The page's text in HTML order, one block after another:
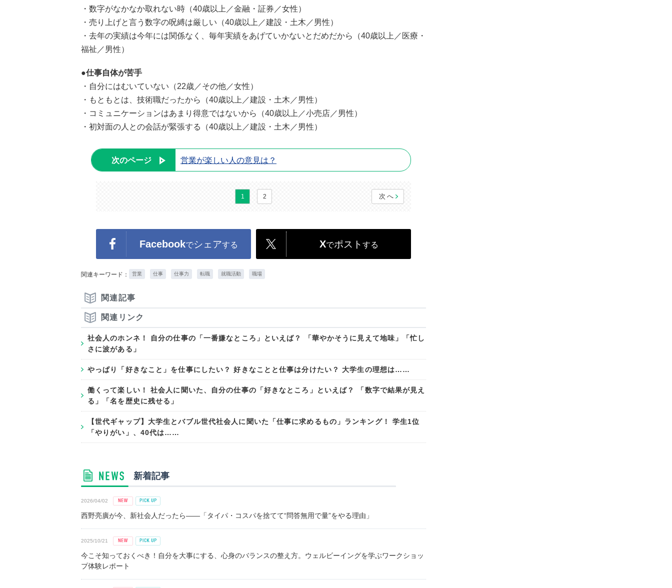
・数字がなかなか取れない時（40歳以上／金融・証券／女性）
・売り上げと言う数字の呪縛は厳しい（40歳以上／建設・土木／男性）
・去年の実績は今年には関係なく、毎年実績をあげていかないとだめだから（40歳以上／医療・
福祉／男性）
●仕事自体が苦手
・自分にはむいていない（22歳／その他／女性）
・もともとは、技術職だったから（40歳以上／建設・土木／男性）
・コミュニケーションはあまり得意ではないから（40歳以上／小売店／男性）
・初対面の人との会話が緊張する（40歳以上／建設・土木／男性）
次のページ 営業が楽しい人の意見は？
1 2 次へ
Facebookでシェアする Xでポスト する
関連キーワード： 営業 仕事 仕事力 転職 就職活動 職場
関連記事
関連リンク
社会人のホンネ！ 自分の仕事の「一番嫌なところ」といえば？ 「華やかそうに見えて地味」「忙し
さに波がある」
やっぱり「好きなこと」を仕事にしたい？ 好きなことと仕事は分けたい？ 大学生の理想は……
働くって楽しい！ 社会人に聞いた、自分の仕事の「好きなところ」といえば？ 「数字で結果が見え
る」「名を歴史に残せる」
【世代ギャップ】大学生とバブル世代社会人に聞いた「仕事に求めるもの」ランキング！ 学生1位
「やりがい」、40代は……
新着記事
2026/04/02
西野亮廣が今、新社会人だったら――「タイパ・コスパを捨てて“問答無用で量”をやる理由」
2025/10/21
今こそ知っておくべき！自分を大事にする、心身のバランスの整え方。ウェルビーイングを学ぶワークショッ
プ体験レポート